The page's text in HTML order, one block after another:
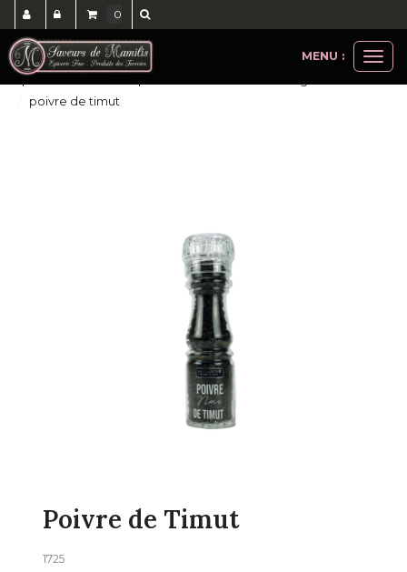
le
MENU :
epicerie salée
poivre de timut
Poivre de Timut
1725
0